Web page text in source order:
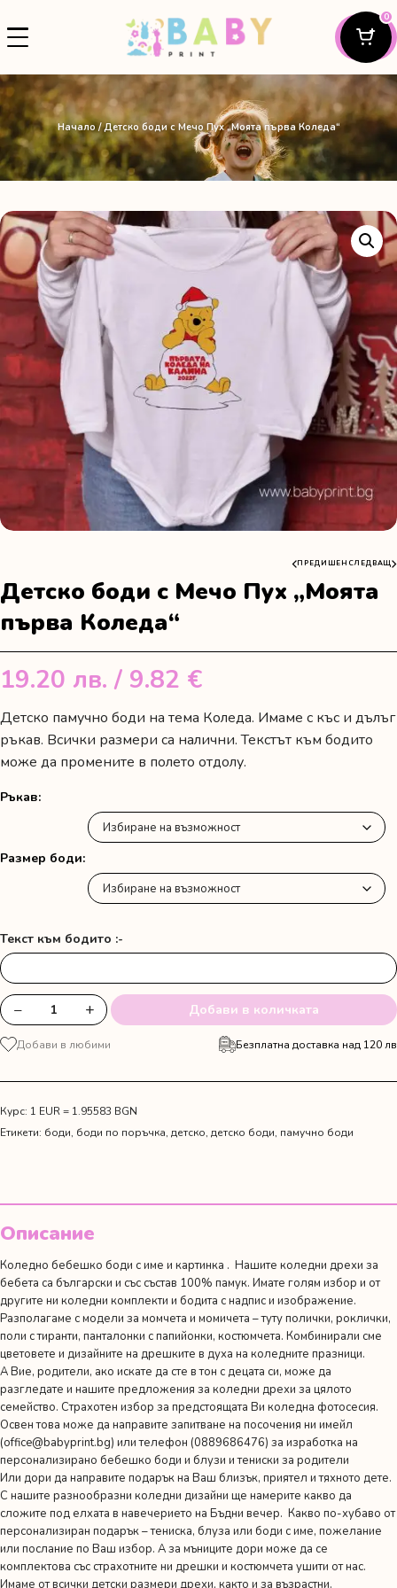
0
Начало/ Детско боди с Мечо Пух „Моята първа Коледа“
ПРЕДИШЕН СЛЕДВАЩ
Детско боди с Мечо Пух „Моята
първа Коледа“
19.20 лв. / 9.82 €
Детско памучно боди на тема Коледа. Имаме с къс и дълъг
ръкав. Всички размери са налични. Текстът към бодито
може да промените в полето отдолу.
Ръкав
Размер боди
Текст към бодито :-
количество
за
Детско
Мечо
Пух
− + Добави в количката
Добави в любими Безплатна доставка над 120 лв
Курс: 1 EUR = 1.95583 BGN
Етикети: боди, боди по поръчка, детско, детско боди, памучно боди
Описание
Коледно бебешко боди с име и картинка . Нашите коледни дрехи за
бебета са български и със състав 100% памук. Имате голям избор и от
другите ни коледни комплекти и бодита с надпис и изображение.
Разполагаме с модели за момчета и момичета – туту полички, роклички,
поли с тиранти, панталонки с папийонки, костюмчета. Комбинирали сме
цветовете и дизайните на дрешките в духа на коледните празници.
А Вие, родители, ако искате да сте в тон с децата си, може да
разгледате и нашите предложения за коледни дрехи за цялото
семейство. Страхотен избор за предстоящата Ви коледна фотосесия.
Освен това може да направите запитване на посочения ни имейл
(office@babyprint.bg) или телефон (0889686476) за изработка на
персонализирано бебешко боди и блузи и тениски за родители
Или дори да направите подарък на Ваш близък, приятел и тяхното дете.
С нашите разнообразни коледни дизайни ще намерите какво да
сложите под елхата в навечерието на Бъдни вечер. Какво по-хубаво от
персонализиран подарък – тениска, блуза или боди с име, пожелание
или послание по Ваш избор. А за мъниците дори може да се
комплектова със страхотните ни дрешки и костюмчета ушити от нас.
Имаме от всички детски размери дрехи, както и за възрастни.